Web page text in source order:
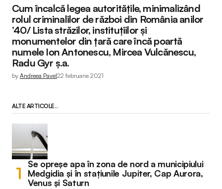
Cum încalcă legea autoritățile, minimalizând
rolul criminalilor de război din România anilor
’40/ Lista străzilor, instituțiilor și
monumentelor din țară care încă poartă
numele Ion Antonescu, Mircea Vulcănescu,
Radu Gyr ș.a.
by Andreea Pavel22 februarie 2021
ALTE ARTICOLE...
Se opreșe apa în zona de nord a municipiului
Medgidia și în stațiunile Jupiter, Cap Aurora,
Venus și Saturn